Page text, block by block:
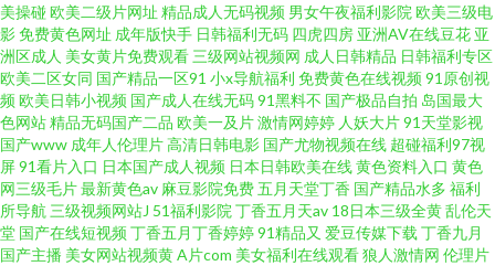
美操碰欧美二级片网址 精品成人无码视频 男女午夜福利影院 欧美三级电
影免费黄色网址 成年版快手 日韩福利无码 四虎四房 亚洲AV在线豆花 亚
洲区成人 美女黄片免费观看 三级网站视频网 成人日韩精品 日韩福利专区
欧美二区女同 国产精品一区91 小x导航福利 免费黄色在线视频91原创视
频欧美日韩小视频 国产成人在线无码91黑料不 国产极品自拍 岛国最大
色网站精品无码国产二品 欧美一及片激情网婷婷 人妖大片91天堂影视
国产www 成年人伦理片高清日韩电影 国产尤物视频在线 超碰福利97视
屏91看片入口 日本国产成人视频 日本日韩欧美在线黄色资料入口 黄色
网三级毛片最新黄色av 麻豆影院免费五月天堂丁香 国产精品水多 福利
所导航 三级视频网站J 51福利影院 丁香五月天av 18日本三级全黄乱伦天
堂 国产在线短视频丁香五月丁香婷婷91精品又 爱豆传媒下载 丁香九月
国产主播 美女网站视频黄A片com 美女福利在线观看狼人激情网 伦理片